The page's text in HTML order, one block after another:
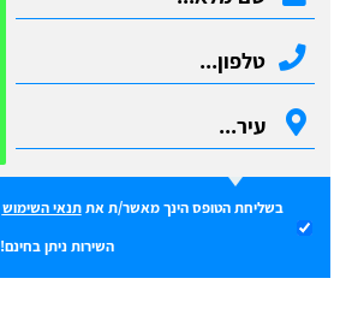
בשליחת הטופס הינך מאשר/ת אתתנאי השימוש
השירות ניתן בחינם!